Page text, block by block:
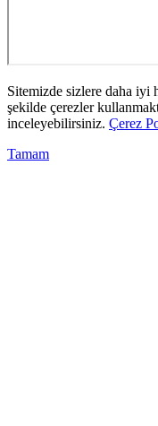
Sitemizde sizlere daha
şekilde çerezler
inceleyebilirsiniz. Çerez
Tamam